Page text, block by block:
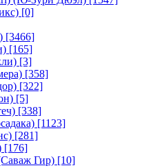
[0]
[3466]
[165]
[3]
[358]
[322]
[5]
[338]
[1123]
[281]
[176]
Гир) [10]